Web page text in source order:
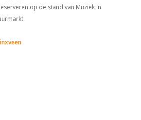
op de stand van Muziek in